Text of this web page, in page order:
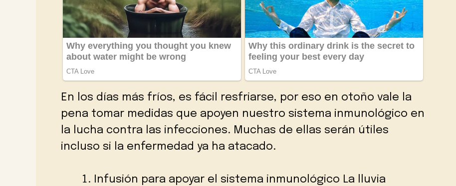
En los días más fríos, es fácil resfriarse, por eso en otoño vale la
pena tomar medidas que apoyen nuestro sistema inmunológico en
la lucha contra las infecciones. Muchas de ellas serán útiles
incluso si la enfermedad ya ha atacado.
Infusión para apoyar el sistema inmunológico La lluvia